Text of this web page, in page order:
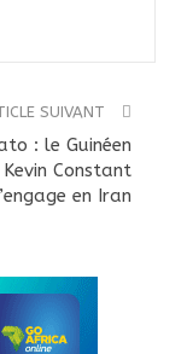
SUIVANT
: le Guinéen
Kevin Constant
en Iran